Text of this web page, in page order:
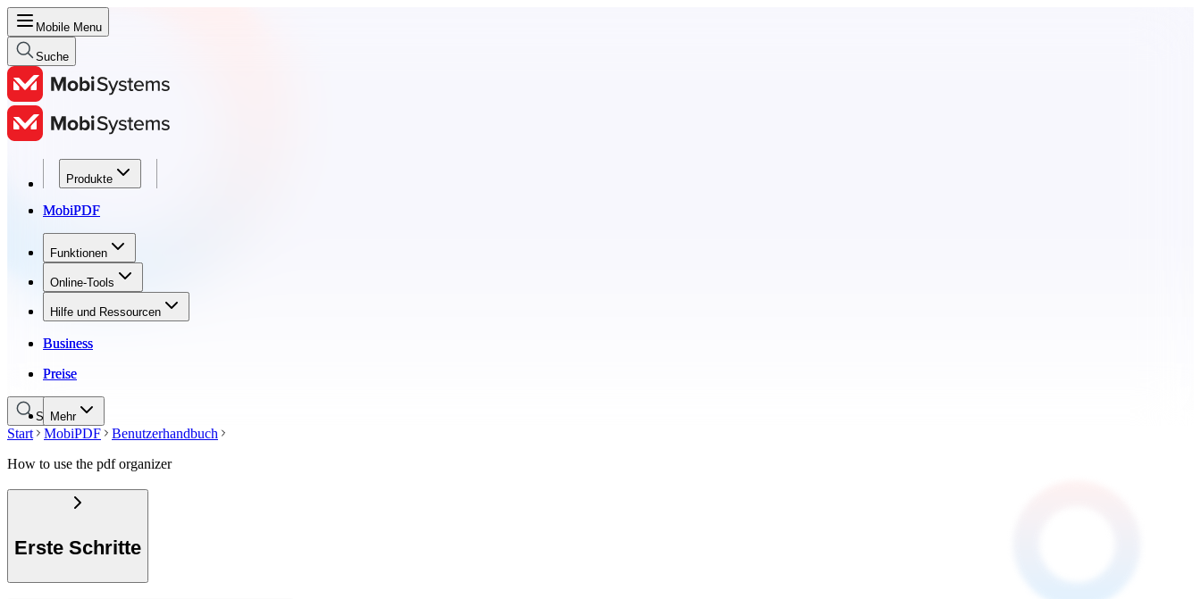
Mobile Menu
Suche
Produkte
MobiPDF
Funktionen
Online-Tools
Hilfe und Ressourcen
Business
Preise
Mehr
Produkte
MobiPDF
Funktionen
Online-Tools
Hilfe und Ressourcen
Business
Preise
Suche
Start MobiPDF
Benutzerhandbuch
How to use the pdf organizer
Erste Schritte